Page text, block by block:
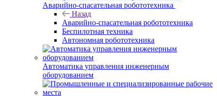
Аварийно-спасательная робототехника
Назад
Аварийно-спасательная робототехника
Беспилотная техника
Автономная робототехника
Автоматика управления инженерным
оборудованием